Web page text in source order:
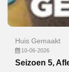
Huis Gemaakt
10-06-2026
Seizoen 5,